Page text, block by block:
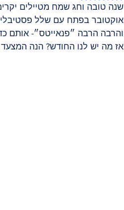
שנה טובה וחג שמח מטיילים
והרבה הרבה ״פנאייטס״- אותם
אז מה יש לנו החודש? הנה המצעד הקבוע שלנו של 10